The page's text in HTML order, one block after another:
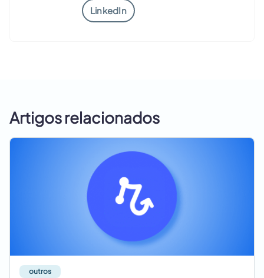
LinkedIn
Artigos relacionados
outros